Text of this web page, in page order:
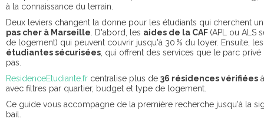
à la connaissance du terrain.
Deux leviers changent la donne pour les étudiants qui cherchent
pas cher à Marseille . D'abord, les aides de la CAF (APL ou ALS
de logement) qui peuvent couvrir jusqu'à 30 % du loyer. Ensuite,
étudiantes sécurisées , qui offrent des services que le parc
pas.
ResidenceEtudiante.fr centralise plus de 36 résidences vérifiées
avec filtres par quartier, budget et type de logement.
Ce guide vous accompagne de la première recherche jusqu'à la
bail.